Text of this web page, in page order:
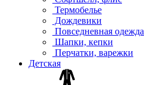
Термобелье
Дождевики
Повседневная одежда
Шапки, кепки
Перчатки, варежки
Детская